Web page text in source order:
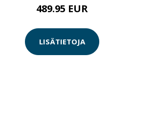
489.95 EUR
LISÄTIETOJA